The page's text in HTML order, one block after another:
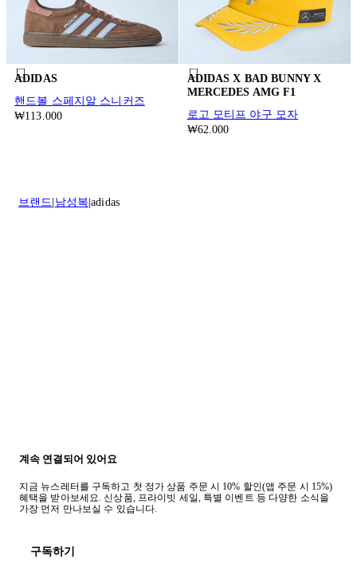
ADIDAS
핸드볼 스페지알 스니커즈
₩113.000
ADIDAS X BAD BUNNY X
MERCEDES AMG F1
로고 모티프 야구 모자
₩62.000
브랜드 남성복 adidas
계속 연결되어 있어요
지금 뉴스레터를 구독하고 첫 정가 상품 주문 시 10% 할인(앱 주문 시 15%)
혜택을 받아보세요. 신상품, 프라이빗 세일, 특별 이벤트 등 다양한 소식을
가장 먼저 만나보실 수 있습니다.
구독하기